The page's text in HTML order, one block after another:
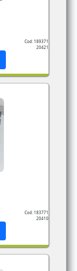
Cod: 189371
20421
Cod: 183771
20410